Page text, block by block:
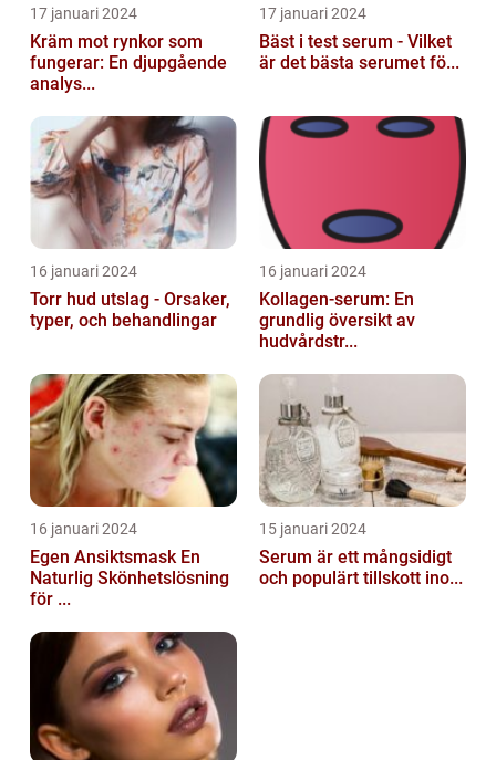
17 januari 2024
Kräm mot rynkor som
fungerar: En djupgående
analys...
17 januari 2024
Bäst i test serum - Vilket
är det bästa serumet fö...
16 januari 2024
Torr hud utslag - Orsaker,
typer, och behandlingar
16 januari 2024
Kollagen-serum: En
grundlig översikt av
hudvårdstr...
16 januari 2024
Egen Ansiktsmask En
Naturlig Skönhetslösning
för ...
15 januari 2024
Serum är ett mångsidigt
och populärt tillskott ino...